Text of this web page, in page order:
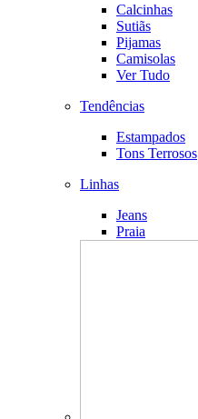
Calcinhas
Sutiãs
Pijamas
Camisolas
Ver Tudo
Tendências
Estampados
Tons Terrosos
Linhas
Jeans
Praia